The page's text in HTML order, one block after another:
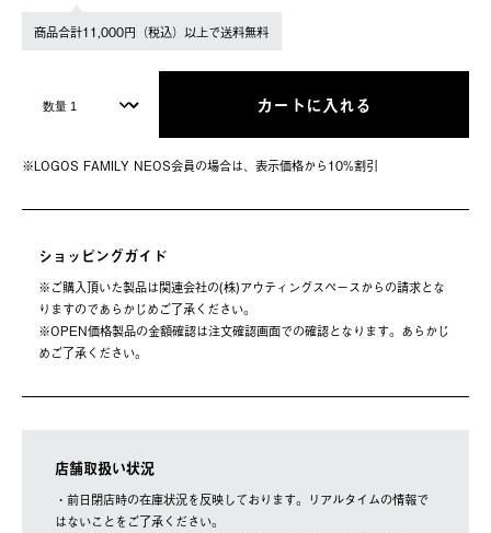
商品合計11,000円（税込）以上で送料無料
カートに入れる
※LOGOS FAMILY NEOS会員の場合は、表⽰価格から10%割引
ショッピングガイド
※ご購⼊頂いた製品は関連会社の(株)アウティングスペースからの請求とな
りますのであらかじめご了承ください。
※OPEN価格製品の⾦額確認は注⽂確認画⾯での確認となります。あらかじ
めご了承ください。
店舗取扱い状況
・前日閉店時の在庫状況を反映しております。リアルタイムの情報で
はないことをご了承ください。